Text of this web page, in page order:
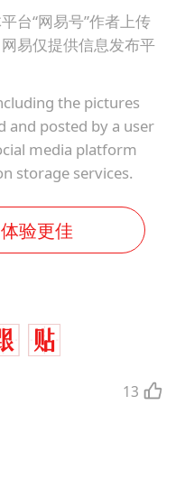
台“网易号”作者上传
易仅提供信息发布平
the pictures
and posted by a user
media platform
storage services.
验更佳
13